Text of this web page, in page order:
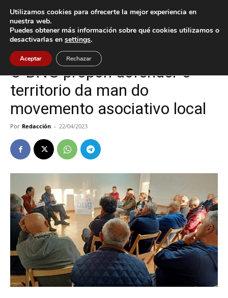
Inicio O Porriño
O Porriño Política
O BNG propón defender o
territorio da man do
movemento asociativo local
Por Redacción - 22/04/2023
Utilizamos cookies para ofrecerte la mejor experiencia en
nuestra web.
Puedes obtener más información sobre qué cookies utilizamos o
desactivarlas en settings.
Aceptar Rechazar